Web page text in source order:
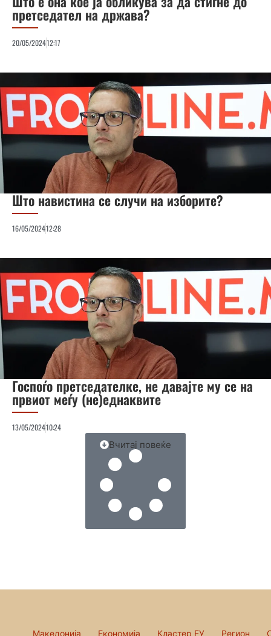
претседател на држава?
20/05/202412:17
Што навистина се случи на изборите?
16/05/202412:28
Госпоѓо претседателке, не давајте му се на
првиот меѓу (не)еднаквите
13/05/202410:24
Вчитај повеќе
Македонија Економија Кластер ЕУ Регион